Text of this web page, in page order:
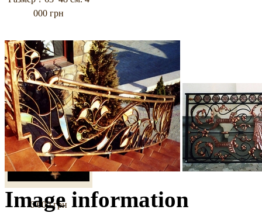
000 грн
Zgarda "Zgarda"
6 000 грн
Image information